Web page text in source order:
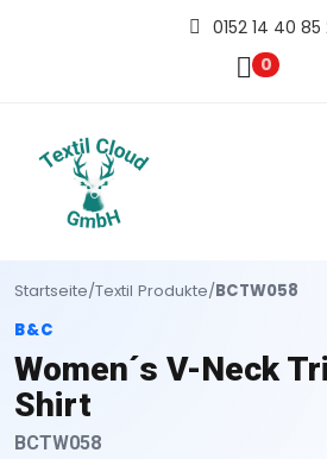
0152 14 40 85
0
Startseite/Textil Produkte/BCTW058
B&C
Women´s V-Neck
Shirt
BCTW058